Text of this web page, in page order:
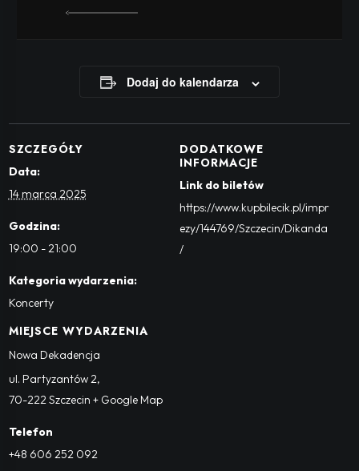
Dodaj do kalendarza
SZCZEGÓŁY
Data:
14 marca 2025
Godzina:
19:00 - 21:00
Kategoria wydarzenia:
Koncerty
MIEJSCE WYDARZENIA
Nowa Dekadencja
ul. Partyzantów 2,
70-222Szczecin + Google Map
Telefon
+48 606 252 092
DODATKOWE
INFORMACJE
Link do biletów
https://www.kupbilecik.pl/impr
ezy/144769/Szczecin/Dikanda
/